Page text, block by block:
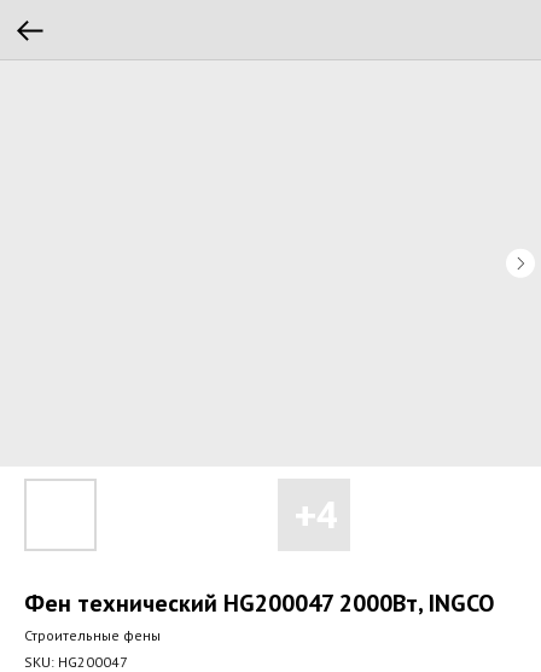
Фен технический HG200047 2000Вт, INGCO
Строительные фены
SKU: HG200047